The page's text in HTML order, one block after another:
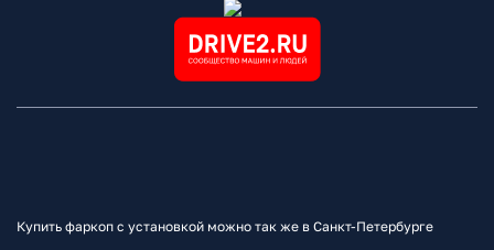
Купить фаркоп с установкой можно так же в Санкт-Петербурге